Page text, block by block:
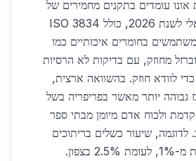
אונו עומדים בתקנים מחמירים של
מכון התקנים הישראלי לשנת 2026, כולל ISO 3834
בחומרים איכותיים כמו
פלדה אל חלד 316 וברזל מחוזק, עם בדיקות לא הרסיות
כדי לוודא חוזק. בהשוואה ארצית,
גבוהה יותר מאשר בפריפריה בשל
ולכוח אדם מיומן מבתי ספר
לדוגמה, שיעור כשלים בריתוכים
בצפון.